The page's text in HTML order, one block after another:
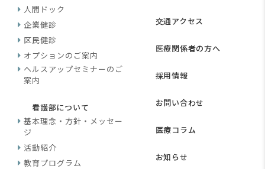
人間ドック
企業健診
区民健診
オプションのご案内
ヘルスアップセミナーのご
案内
看護部について
基本理念・方針・メッセー
ジ
活動紹介
教育プログラム
交通アクセス
医療関係者の方へ
採用情報
お問い合わせ
医療コラム
お知らせ